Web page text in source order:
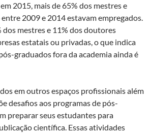
2015, mais de 65% dos mestres e
2009 e 2014 estavam empregados.
dos mestres e 11% dos doutores
estatais ou privadas, o que indica
graduados fora da academia ainda é
em outros espaços profissionais além
desafios aos programas de pós-
preparar seus estudantes para
científica. Essas atividades